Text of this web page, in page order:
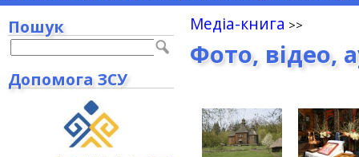
Медіа-книга
Фото, відео,
Пошук
Допомога ЗСУ